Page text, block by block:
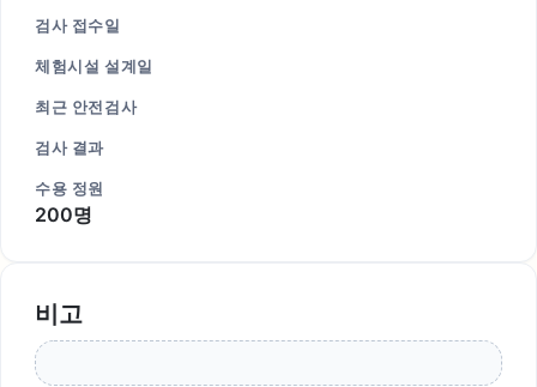
검사 접수일
체험시설 설계일
최근 안전검사
검사 결과
수용 정원
200명
비고